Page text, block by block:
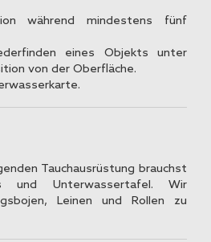
während mindestens fünf
eines Objekts unter
von der Oberfläche.
Tauchausrüstung brauchst
und Unterwassertafel. Wir
Leinen und Rollen zu